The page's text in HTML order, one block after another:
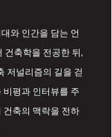
와 인간을 담는 언
건축학을 전공한 뒤,
저널리즘의 길을 걷
비평과 인터뷰를 주
건축의 맥락을 전하